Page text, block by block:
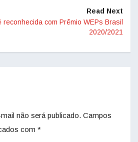
Read Next
reconhecida com Prêmio WEPs Brasil
2020/2021
não será publicado. Campos
com *